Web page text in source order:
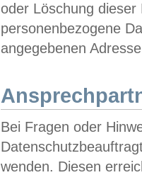
oder Löschung
personenbezogene
angegebenen
Bei Fragen oder
wenden. Diesen